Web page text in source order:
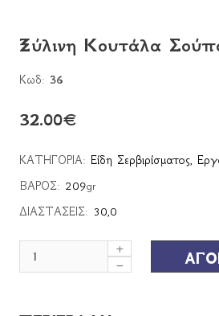
Ξύλινη Κουτάλα
Κωδ: 36
32.00€
ΚΑΤΗΓΟΡΙΑ: Είδη Σερβιρίσματος,
ΒΑΡΟΣ: 209gr
ΔΙΑΣΤΑΣΕΙΣ: 30,0